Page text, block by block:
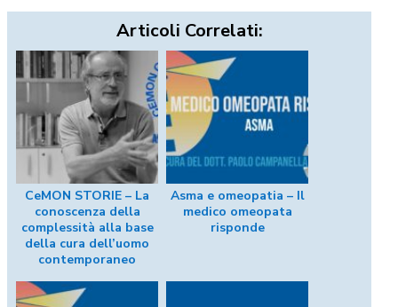
Articoli Correlati:
CeMON STORIE – La
conoscenza della
complessità alla base
della cura dell’uomo
contemporaneo
Asma e omeopatia – Il
medico omeopata
risponde